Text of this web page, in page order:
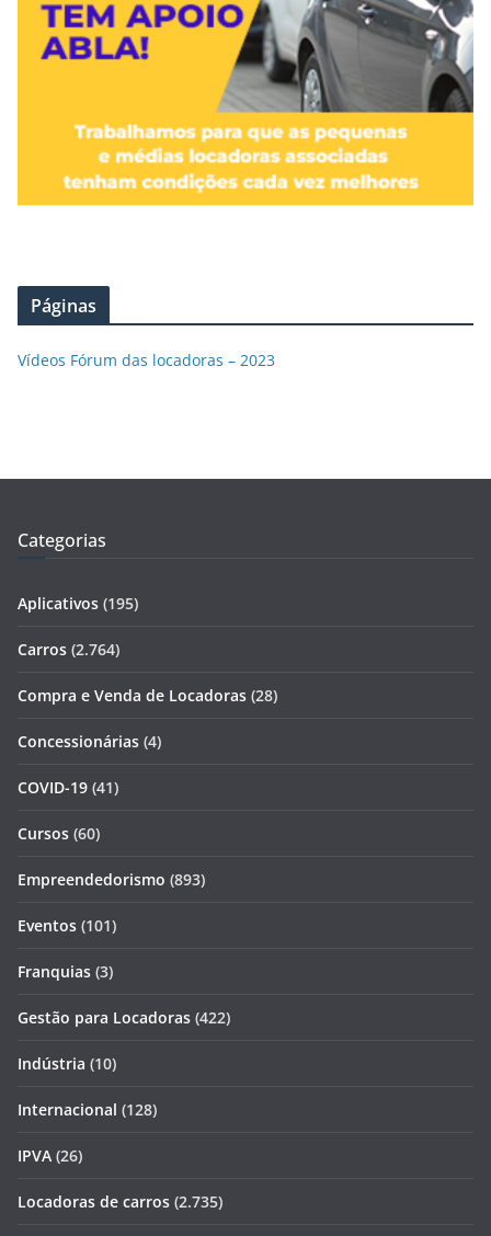
Páginas
Vídeos Fórum das locadoras – 2023
Categorias
Aplicativos (195)
Carros (2.764)
Compra e Venda de Locadoras (28)
Concessionárias (4)
COVID-19 (41)
Cursos (60)
Empreendedorismo (893)
Eventos (101)
Franquias (3)
Gestão para Locadoras (422)
Indústria (10)
Internacional (128)
IPVA (26)
Locadoras de carros (2.735)